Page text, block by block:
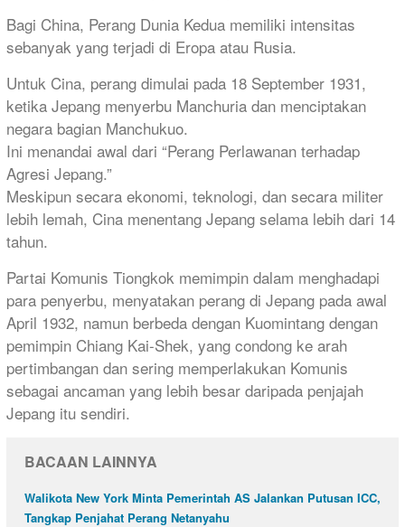
Bagi China, Perang Dunia Kedua memiliki intensitas
sebanyak yang terjadi di Eropa atau Rusia.
Untuk Cina, perang dimulai pada 18 September 1931,
ketika Jepang menyerbu Manchuria dan menciptakan
negara bagian Manchukuo.
Ini menandai awal dari “Perang Perlawanan terhadap
Agresi Jepang.”
Meskipun secara ekonomi, teknologi, dan secara militer
lebih lemah, Cina menentang Jepang selama lebih dari 14
tahun.
Partai Komunis Tiongkok memimpin dalam menghadapi
para penyerbu, menyatakan perang di Jepang pada awal
April 1932, namun berbeda dengan Kuomintang dengan
pemimpin Chiang Kai-Shek, yang condong ke arah
pertimbangan dan sering memperlakukan Komunis
sebagai ancaman yang lebih besar daripada penjajah
Jepang itu sendiri.
BACAAN LAINNYA
Walikota New York Minta Pemerintah AS Jalankan Putusan ICC,
Tangkap Penjahat Perang Netanyahu